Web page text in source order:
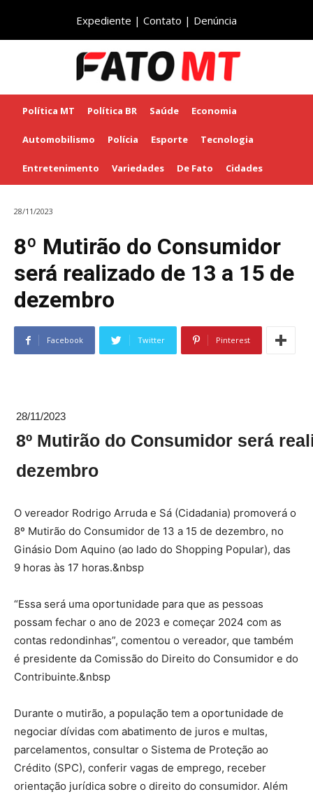
Expediente | Contato | Denúncia
Política MT Política BR Saúde Economia
Automobilismo Polícia Esporte Tecnologia
Entretenimento Variedades De Fato Cidades
28/11/2023
8º Mutirão do Consumidor
será realizado de 13 a 15 de
dezembro
Facebook Twitter Pinterest
28/11/2023
8º Mutirão do Consumidor será
dezembro
O vereador Rodrigo Arruda e Sá (Cidadania) promoverá o
8º Mutirão do Consumidor de 13 a 15 de dezembro, no
Ginásio Dom Aquino (ao lado do Shopping Popular), das
9 horas às 17 horas.&nbsp
“Essa será uma oportunidade para que as pessoas
possam fechar o ano de 2023 e começar 2024 com as
contas redondinhas”, comentou o vereador, que também
é presidente da Comissão do Direito do Consumidor e do
Contribuinte.&nbsp
Durante o mutirão, a população tem a oportunidade de
negociar dívidas com abatimento de juros e multas,
parcelamentos, consultar o Sistema de Proteção ao
Crédito (SPC), conferir vagas de emprego, receber
orientação jurídica sobre o direito do consumidor. Além